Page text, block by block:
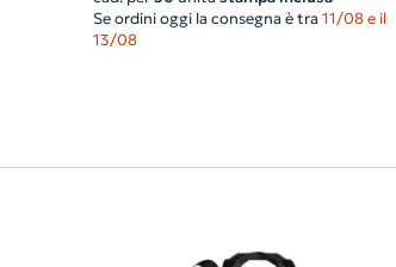
Se ordini oggi la consegna è tra 11/08 e il
13/08